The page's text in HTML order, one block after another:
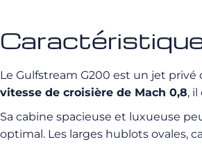
Le Gulfstream G200 est un jet
vitesse de croisière de Mach 0,8,
Sa cabine spacieuse et luxueuse
optimal. Les larges hublots ovales,